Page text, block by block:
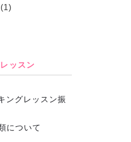
(1)
ッスン
ングレッスン振
について